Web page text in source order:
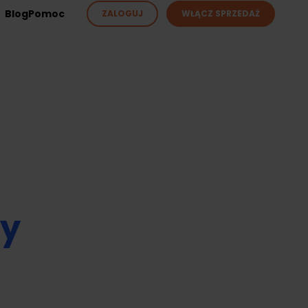
BlogPomoc ZALOGUJ WŁĄCZ SPRZEDAŻ